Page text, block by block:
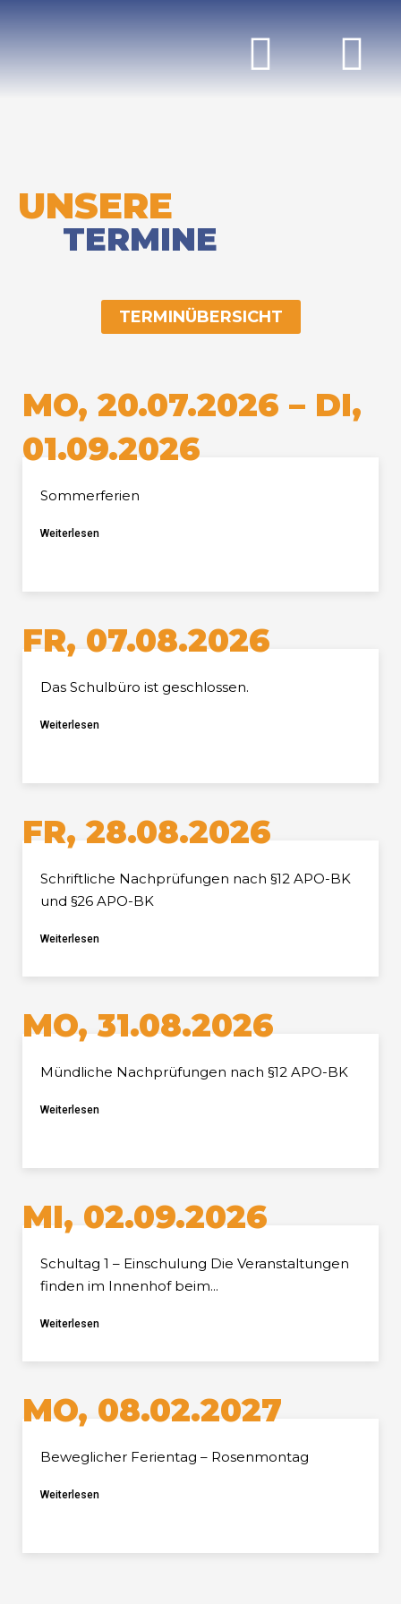
UNSERE
TERMINE
TERMINÜBERSICHT
MO, 20.07.2026 – DI,
01.09.2026
Sommerferien
Weiterlesen
FR, 07.08.2026
Das Schulbüro ist geschlossen.
Weiterlesen
FR, 28.08.2026
Schriftliche Nachprüfungen nach §12 APO-BK
und §26 APO-BK
Weiterlesen
MO, 31.08.2026
Mündliche Nachprüfungen nach §12 APO-BK
Weiterlesen
MI, 02.09.2026
Schultag 1 – Einschulung Die Veranstaltungen
finden im Innenhof beim...
Weiterlesen
MO, 08.02.2027
Beweglicher Ferientag – Rosenmontag
Weiterlesen